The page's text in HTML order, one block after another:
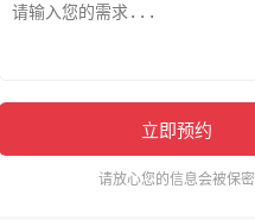
立即预约
请放心您的信息会被保密